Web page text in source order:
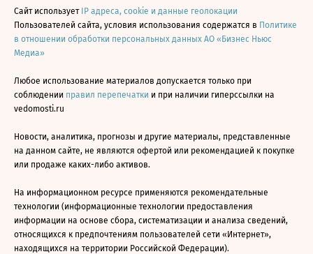
Сайт использует IP адреса, cookie и данные геолокации
Пользователей сайта, условия использования содержатся в Политике
в отношении обработки персональных данных АО «Бизнес Ньюс
Медиа»
Любое использование материалов допускается только при
соблюдении правил перепечатки и при наличии гиперссылки на
vedomosti.ru
Новости, аналитика, прогнозы и другие материалы, представленные
на данном сайте, не являются офертой или рекомендацией к покупке
или продаже каких-либо активов.
На информационном ресурсе применяются рекомендательные
технологии (информационные технологии предоставления
информации на основе сбора, систематизации и анализа сведений,
относящихся к предпочтениям пользователей сети «Интернет»,
находящихся на территории Российской Федерации).